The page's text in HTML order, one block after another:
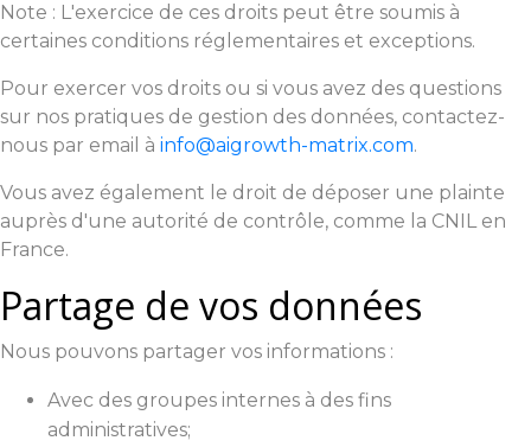
Note : L'exercice de ces droits peut être soumis à
certaines conditions réglementaires et exceptions.
Pour exercer vos droits ou si vous avez des questions
sur nos pratiques de gestion des données, contactez-
nous par email à info@aigrowth-matrix.com.
Vous avez également le droit de déposer une plainte
auprès d'une autorité de contrôle, comme la CNIL en
France.
Partage de vos données
Nous pouvons partager vos informations :
Avec des groupes internes à des fins
administratives;